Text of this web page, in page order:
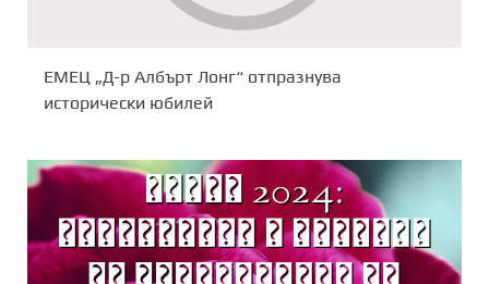
ЕМЕЦ „Д-р Албърт Лонг“ отпразнува
исторически юбилей